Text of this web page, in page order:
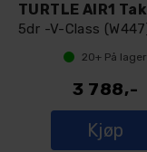
20+ På lager
3 788,-
Kjøp